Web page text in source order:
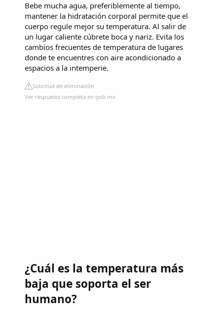
Bebe mucha agua, preferiblemente al tiempo,
mantener la hidratación corporal permite que el
cuerpo regule mejor su temperatura. Al salir de
un lugar caliente cúbrete boca y nariz. Evita los
cambios frecuentes de temperatura de lugares
donde te encuentres con aire acondicionado a
espacios a la intemperie.
Solicitud de eliminación
Ver respuesta completa en gob.mx
¿Cuál es la temperatura más
baja que soporta el ser
humano?